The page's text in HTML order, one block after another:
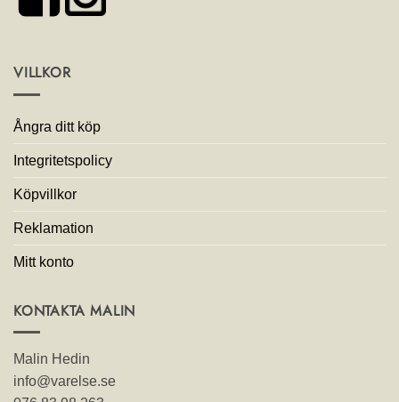
VILLKOR
Ångra ditt köp
Integritetspolicy
Köpvillkor
Reklamation
Mitt konto
KONTAKTA MALIN
Malin Hedin
info@varelse.se